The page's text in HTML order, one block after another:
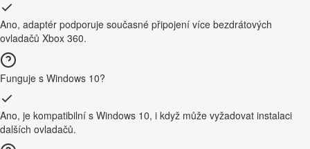
Ano, adaptér podporuje současné připojení více bezdrátových
ovladačů Xbox 360.
Funguje s Windows 10?
Ano, je kompatibilní s Windows 10, i když může vyžadovat instalaci
dalších ovladačů.